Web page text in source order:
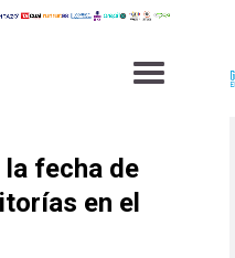
la fecha de
en el